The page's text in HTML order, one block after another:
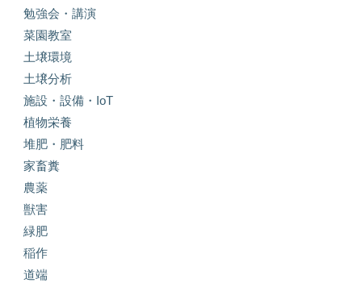
勉強会・講演
菜園教室
土壌環境
土壌分析
施設・設備・IoT
植物栄養
堆肥・肥料
家畜糞
農薬
獣害
緑肥
稲作
道端